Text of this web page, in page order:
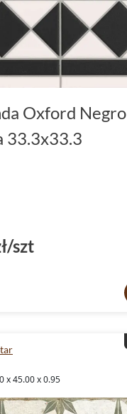
Oxford Negro
33.3x33.3
szt
x 45.00 x 0.95